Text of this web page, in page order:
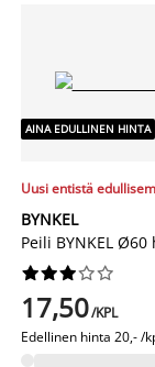
AINA EDULLINEN HINTA
Uusi entistä
BYNKEL
Peili BYNKEL






17,50/KPL
Edellinen hinta 20,- /